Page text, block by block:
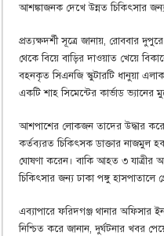
আশঙ্কাজনক দেখে উন্নত চিকিৎসার
প্রত্যক্ষদর্শী সূত্রে জানায়, রোববার
থেকে বিয়ে বাড়ির দাওয়াত খেয়ে
বহনকৃত সিএনজি স্কুটারটি ধানুয়া
একটি শাহ সিমেন্টের কার্ভাড ভ্যানের
আশপাশের লোকজন তাদের উদ্ধার
কর্তব্যরত চিকিৎসক ডাক্তার নাজমুল
ঘোষণা করেন। বাকি আহত ৩ যাত্রীর
চিকিৎসার জন্য ঢাকা পঙ্গু হাসপাতালে
এব্যাপারে ফরিদগঞ্জ থানার অফিসার
নিশ্চিত করে জানান, দুর্ঘটনার খবর